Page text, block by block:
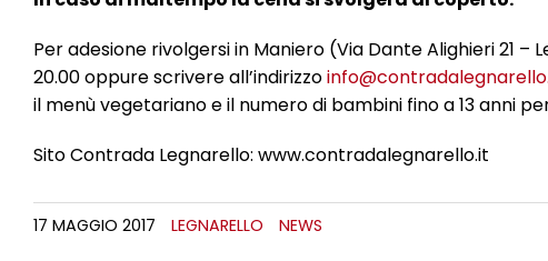
Per adesione rivolgersi in Maniero (Via Dante Alighieri 21
20.00 oppure scrivere all’indirizzo
il menù vegetariano e il numero di bambini fino a 13 anni
Sito Contrada Legnarello: www.contradalegnarello.it
17 MAGGIO 2017 LEGNARELLO NEWS